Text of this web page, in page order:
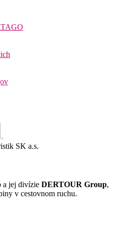
zadarmo
zadarmo
SK a.s.
a jej divízie DERTOUR Group,
v cestovnom ruchu.